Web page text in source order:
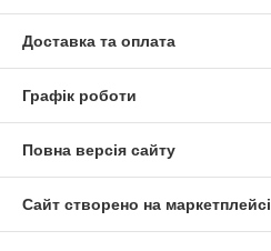
Доставка та оплата
Графік роботи
Повна версія сайту
Сайт створено на маркетплейсі